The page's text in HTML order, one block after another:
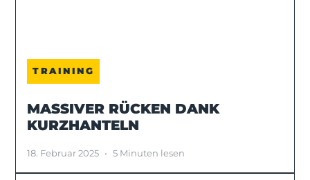
TRAINING
MASSIVER RÜCKEN DANK
KURZHANTELN
18. Februar 2025 • 5 Minuten lesen